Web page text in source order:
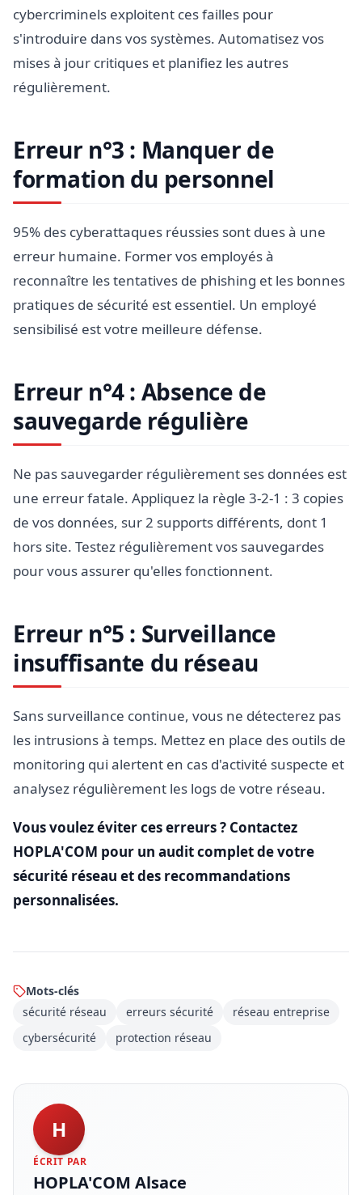
cybercriminels exploitent ces failles pour
s'introduire dans vos systèmes. Automatisez vos
mises à jour critiques et planifiez les autres
régulièrement.
Erreur n°3 : Manquer de
formation du personnel
95% des cyberattaques réussies sont dues à une
erreur humaine. Former vos employés à
reconnaître les tentatives de phishing et les bonnes
pratiques de sécurité est essentiel. Un employé
sensibilisé est votre meilleure défense.
Erreur n°4 : Absence de
sauvegarde régulière
Ne pas sauvegarder régulièrement ses données est
une erreur fatale. Appliquez la règle 3-2-1 : 3 copies
de vos données, sur 2 supports différents, dont 1
hors site. Testez régulièrement vos sauvegardes
pour vous assurer qu'elles fonctionnent.
Erreur n°5 : Surveillance
insuffisante du réseau
Sans surveillance continue, vous ne détecterez pas
les intrusions à temps. Mettez en place des outils de
monitoring qui alertent en cas d'activité suspecte et
analysez régulièrement les logs de votre réseau.
Vous voulez éviter ces erreurs ? Contactez
HOPLA'COM pour un audit complet de votre
sécurité réseau et des recommandations
personnalisées.
Mots-clés
sécurité réseau
erreurs sécurité
réseau entreprise
cybersécurité
protection réseau
H
ÉCRIT PAR
HOPLA'COM Alsace